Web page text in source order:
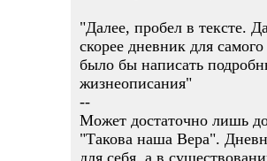
"Далее, пробел в тексте.
скорее дневник для
было бы написать
жизнеописания"
--
Может достаточно лишь
"Такова наша Вера".
для себя, а в